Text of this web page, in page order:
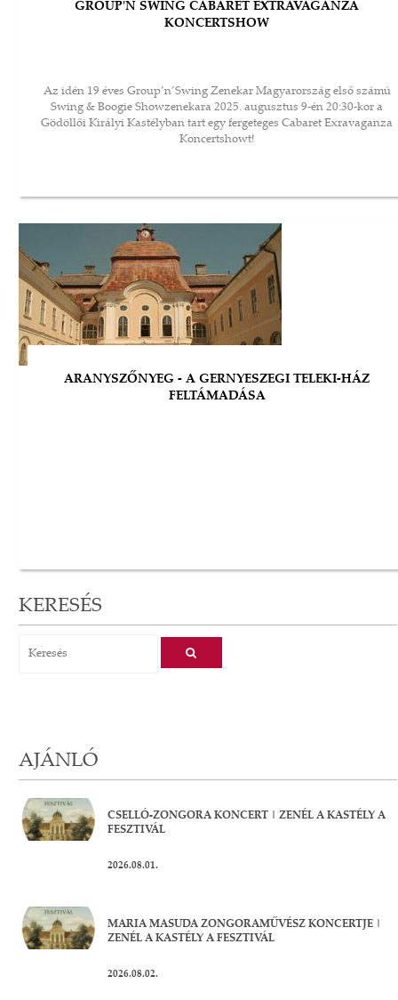
GROUP'N SWING CABARET EXTRAVAGANZA
KONCERTSHOW
Az idén 19 éves Group’n’Swing Zenekar Magyarország első számú
Swing & Boogie Showzenekara 2025. augusztus 9-én 20:30-kor a
Gödöllői Királyi Kastélyban tart egy fergeteges Cabaret Exravaganza
Koncertshowt!
ARANYSZŐNYEG - A GERNYESZEGI TELEKI-HÁZ
FELTÁMADÁSA
KERESÉS
AJÁNLÓ
CSELLÓ-ZONGORA KONCERT | ZENÉL A KASTÉLY A
FESZTIVÁL
2026.08.01.
MARIA MASUDA ZONGORAMŰVÉSZ KONCERTJE |
ZENÉL A KASTÉLY A FESZTIVÁL
2026.08.02.